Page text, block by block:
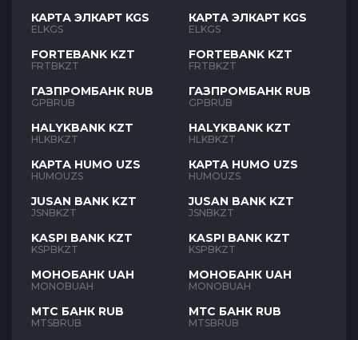
КАРТА ЭЛКАРТ KGS
ELKGS
FORTEBANK KZT
FRTBKZT
ГАЗПРОМБАНК RUB
GPBRUB
HALYKBANK KZT
HLKBKZT
КАРТА HUMO UZS
HUMOUZS
JUSAN BANK KZT
JSNBKZT
KASPI BANK KZT
KSPBKZT
МОНОБАНК UAH
MONOBUAH
МТС БАНК RUB
MTSBRUB
КАРТА ЭЛКАРТ KGS
ELKGS
FORTEBANK KZT
FRTBKZT
ГАЗПРОМБАНК RUB
GPBRUB
HALYKBANK KZT
HLKBKZT
КАРТА HUMO UZS
HUMOUZS
JUSAN BANK KZT
JSNBKZT
KASPI BANK KZT
KSPBKZT
МОНОБАНК UAH
MONOBUAH
МТС БАНК RUB
MTSBRUB